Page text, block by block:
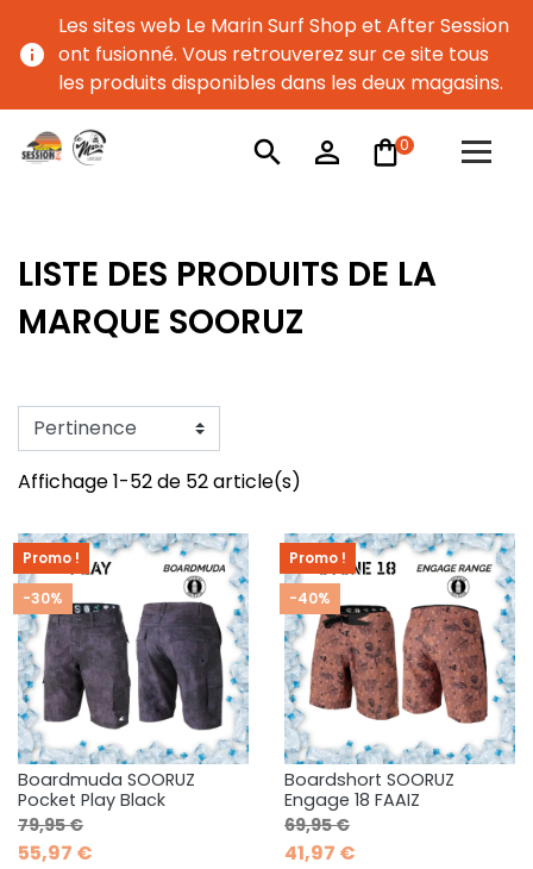
info
Les sites web Le Marin Surf Shop et After Session
ont fusionné. Vous retrouverez sur ce site tous
les produits disponibles dans les deux magasins.
search person_outline 0
LISTE DES PRODUITS DE LA
MARQUE SOORUZ
Affichage 1-52 de 52 article(s)
Boardmuda SOORUZ
Pocket Play Black
Prix de base
79,95 €Prix
55,97 €
Promo !
-30%
Boardshort SOORUZ
Engage 18 FAAIZ
Prix de base
69,95 €Prix
41,97 €
Promo !
-40%